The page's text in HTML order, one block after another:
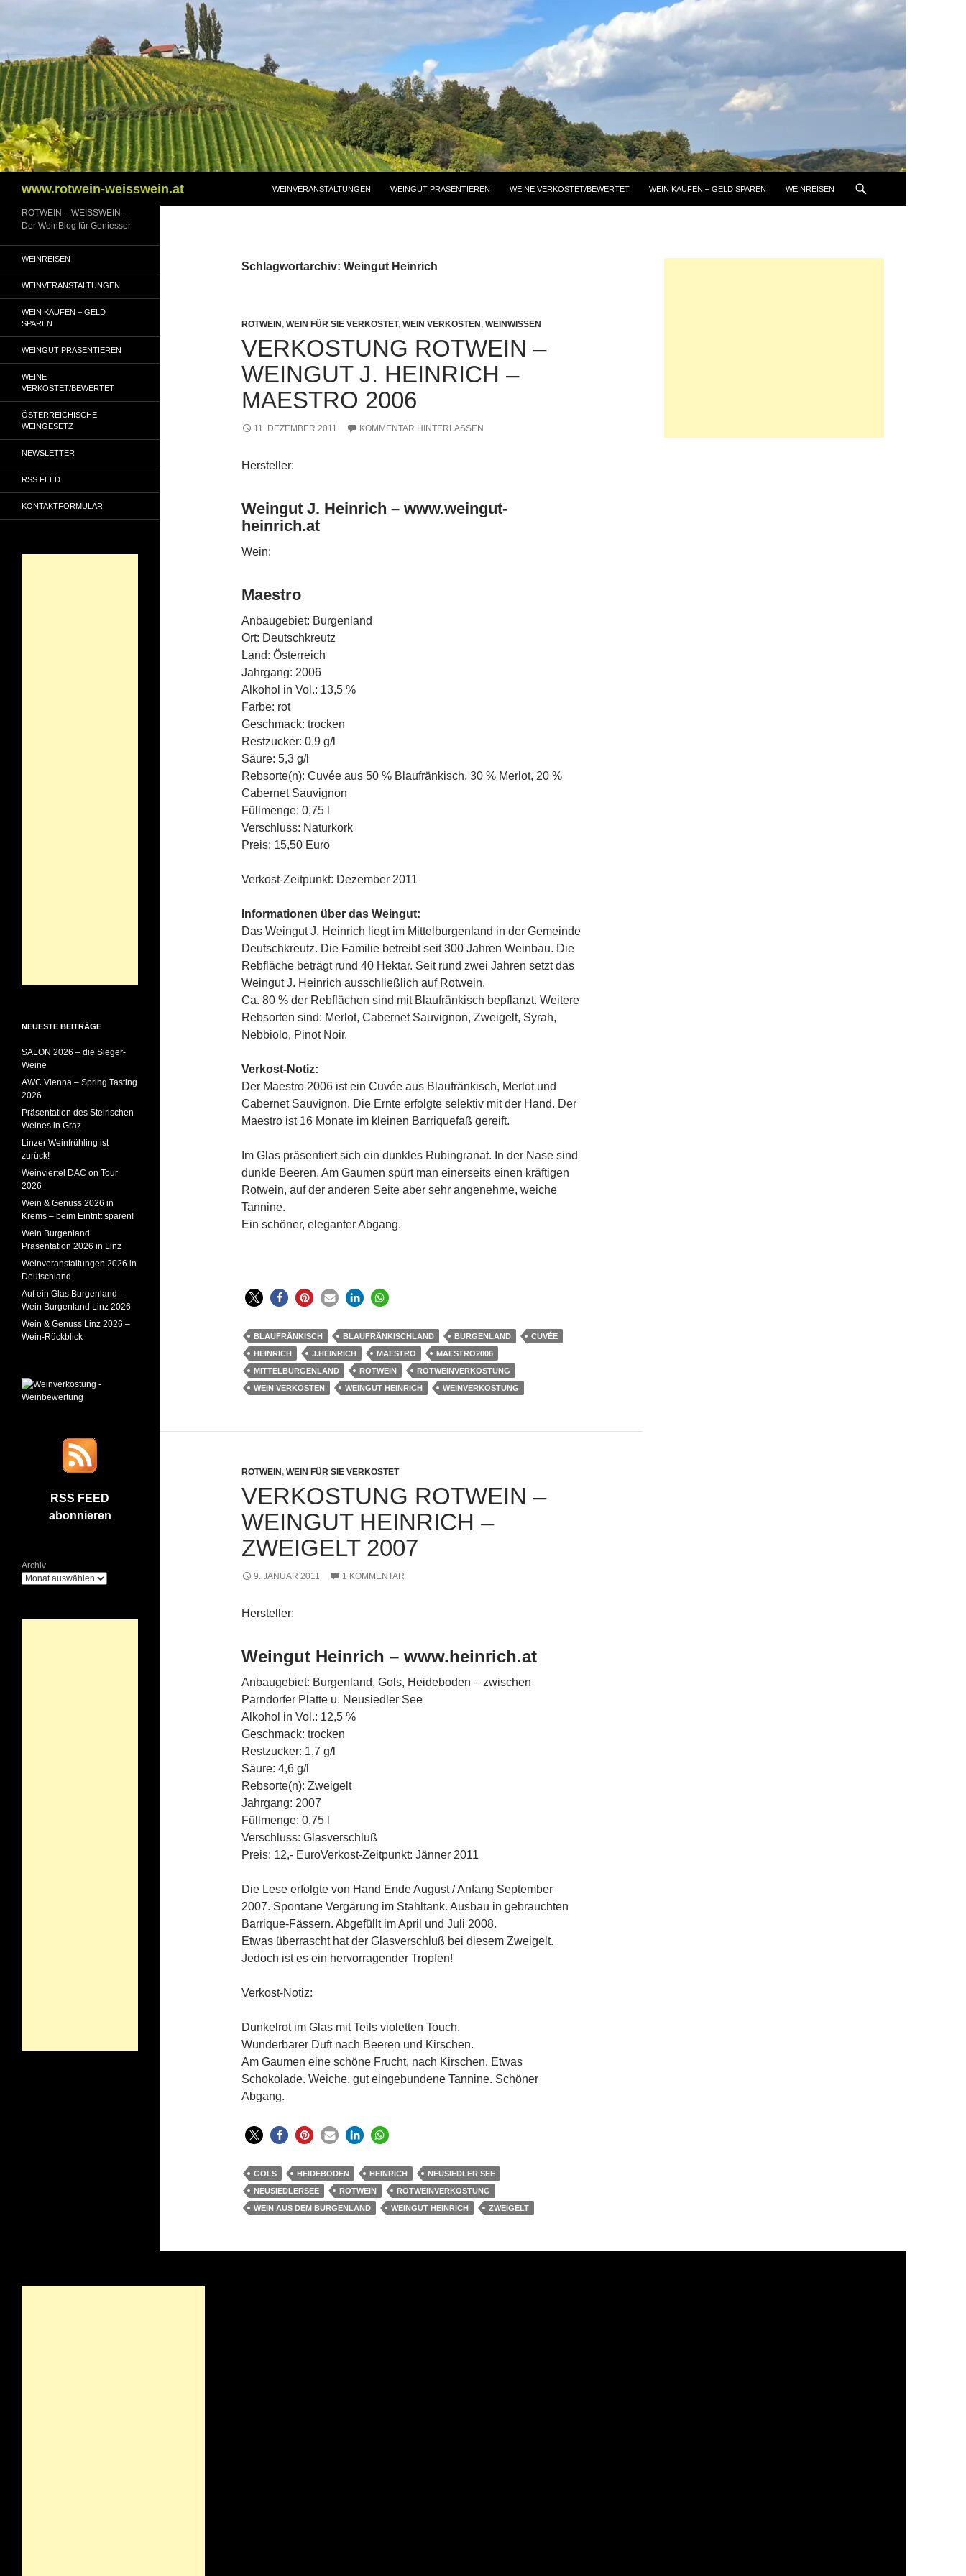
www.rotwein-weisswein.at WEINVERANSTALTUNGEN WEINGUT PRÄSENTIEREN WEINE VERKOSTET/BEWERTET WEIN KAUFEN – GELD SPAREN WEINREISEN
Schlagwortarchiv: Weingut Heinrich
ROTWEIN , WEIN FÜR SIE VERKOSTET, WEIN VERKOSTEN , WEINWISSEN
VERKOSTUNG ROTWEIN –
WEINGUT J. HEINRICH –
MAESTRO 2006
11. DEZEMBER 2011 KOMMENTAR HINTERLASSEN
Hersteller:
Weingut J. Heinrich – www.weingut-
heinrich.at
Wein:
Maestro
Anbaugebiet: Burgenland
Ort: Deutschkreutz
Land: Österreich
Jahrgang: 2006
Alkohol in Vol.: 13,5 %
Farbe: rot
Geschmack: trocken
Restzucker: 0,9 g/l
Säure: 5,3 g/l
Rebsorte(n): Cuvée aus 50 % Blaufränkisch, 30 % Merlot, 20 %
Cabernet Sauvignon
Füllmenge: 0,75 l
Verschluss: Naturkork
Preis: 15,50 Euro
Verkost-Zeitpunkt: Dezember 2011
Informationen über das Weingut:
Das Weingut J. Heinrich liegt im Mittelburgenland in der Gemeinde
Deutschkreutz. Die Familie betreibt seit 300 Jahren Weinbau. Die
Rebfläche beträgt rund 40 Hektar. Seit rund zwei Jahren setzt das
Weingut J. Heinrich ausschließlich auf Rotwein.
Ca. 80 % der Rebflächen sind mit Blaufränkisch bepflanzt. Weitere
Rebsorten sind: Merlot, Cabernet Sauvignon, Zweigelt, Syrah,
Nebbiolo, Pinot Noir.
Verkost-Notiz:
Der Maestro 2006 ist ein Cuvée aus Blaufränkisch, Merlot und
Cabernet Sauvignon. Die Ernte erfolgte selektiv mit der Hand. Der
Maestro ist 16 Monate im kleinen Barriquefaß gereift.
Im Glas präsentiert sich ein dunkles Rubingranat. In der Nase sind
dunkle Beeren. Am Gaumen spürt man einerseits einen kräftigen
Rotwein, auf der anderen Seite aber sehr angenehme, weiche
Tannine.
Ein schöner, eleganter Abgang.
BLAUFRÄNKISCH BLAUFRÄNKISCHLAND BURGENLAND
CUVÉE
HEINRICH
J.HEINRICH MAESTRO
MAESTRO2006
MITTELBURGENLAND
ROTWEIN
ROTWEINVERKOSTUNG
WEIN VERKOSTEN
WEINGUT HEINRICH WEINVERKOSTUNG
ROTWEIN , WEIN FÜR SIE VERKOSTET
VERKOSTUNG ROTWEIN –
WEINGUT HEINRICH –
ZWEIGELT 2007
9. JANUAR 2011 1 KOMMENTAR
Hersteller:
Weingut Heinrich – www.heinrich.at
Anbaugebiet: Burgenland, Gols, Heideboden – zwischen
Parndorfer Platte u. Neusiedler See
Alkohol in Vol.: 12,5 %
Geschmack: trocken
Restzucker: 1,7 g/l
Säure: 4,6 g/l
Rebsorte(n): Zweigelt
Jahrgang: 2007
Füllmenge: 0,75 l
Verschluss: Glasverschluß
Preis: 12,- EuroVerkost-Zeitpunkt: Jänner 2011
Die Lese erfolgte von Hand Ende August / Anfang September
2007. Spontane Vergärung im Stahltank. Ausbau in gebrauchten
Barrique-Fässern. Abgefüllt im April und Juli 2008.
Etwas überrascht hat der Glasverschluß bei diesem Zweigelt.
Jedoch ist es ein hervorragender Tropfen!
Verkost-Notiz:
Dunkelrot im Glas mit Teils violetten Touch.
Wunderbarer Duft nach Beeren und Kirschen.
Am Gaumen eine schöne Frucht, nach Kirschen. Etwas
Schokolade. Weiche, gut eingebundene Tannine. Schöner
Abgang.
GOLS HEIDEBODEN HEINRICH
NEUSIEDLER SEE
NEUSIEDLERSEE
ROTWEIN
ROTWEINVERKOSTUNG
WEIN AUS DEM BURGENLAND
WEINGUT HEINRICH ZWEIGELT
ROTWEIN – WEISSWEIN –
Der WeinBlog für Geniesser
WEINREISEN
WEINVERANSTALTUNGEN
WEIN KAUFEN – GELD
SPAREN
WEINGUT PRÄSENTIEREN
WEINE
VERKOSTET/BEWERTET
ÖSTERREICHISCHE
WEINGESETZ
NEWSLETTER
RSS FEED
KONTAKTFORMULAR
NEUESTE BEITRÄGE
SALON 2026 – die Sieger-
Weine
AWC Vienna – Spring Tasting
2026
Präsentation des Steirischen
Weines in Graz
Linzer Weinfrühling ist
zurück!
Weinviertel DAC on Tour
2026
Wein & Genuss 2026 in
Krems – beim Eintritt sparen!
Wein Burgenland
Präsentation 2026 in Linz
Weinveranstaltungen 2026 in
Deutschland
Auf ein Glas Burgenland –
Wein Burgenland Linz 2026
Wein & Genuss Linz 2026 –
Wein-Rückblick
RSS FEED
abonnieren
Archiv